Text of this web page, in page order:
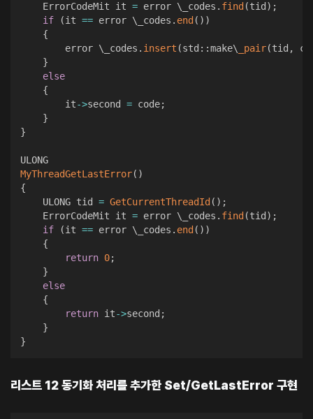
	ErrorCodeMit it
= error \_codes . find (tid ) ;
if
(it == error \_codes . end ( ) )
{
		error \_codes
. insert (std ::make\ _pair(tid ,
}
else
{
		it
->second = code;
}
}
ULONG
MyThreadGetLastError( )
{
	ULONG tid
= GetCurrentThreadId ( ) ;
	ErrorCodeMit it
= error \_codes . find (tid ) ;
if
(it == error \_codes . end ( ) )
{
return 0;
}
else
{
return it->second ;
}
}
리스트 12 동기화 처리를 추가한 Set/GetLastError 구현